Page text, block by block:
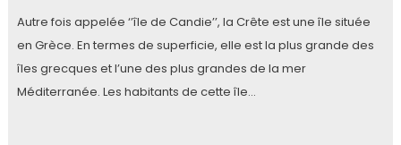
Autre fois appelée ‘’île de Candie’’, la Crête est une île située
en Grèce. En termes de superficie, elle est la plus grande des
îles grecques et l’une des plus grandes de la mer
Méditerranée. Les habitants de cette île…